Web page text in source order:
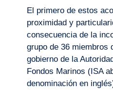
El primero de estos
proximidad y
consecuencia de la
grupo de 36 miembros
gobierno de la
Fondos Marinos (ISA
denominación en